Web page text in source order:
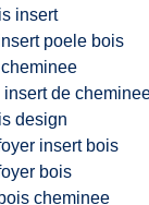
insert
poele bois
de
design
insert bois
bois
cheminee